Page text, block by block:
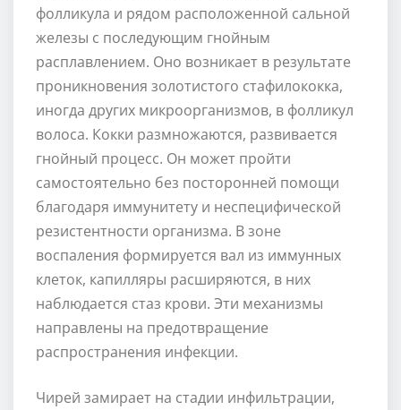
фолликула и рядом расположенной сальной
железы с последующим гнойным
расплавлением. Оно возникает в результате
проникновения золотистого стафилококка,
иногда других микроорганизмов, в фолликул
волоса. Кокки размножаются, развивается
гнойный процесс. Он может пройти
самостоятельно без посторонней помощи
благодаря иммунитету и неспецифической
резистентности организма. В зоне
воспаления формируется вал из иммунных
клеток, капилляры расширяются, в них
наблюдается стаз крови. Эти механизмы
направлены на предотвращение
распространения инфекции.
Чирей замирает на стадии инфильтрации,